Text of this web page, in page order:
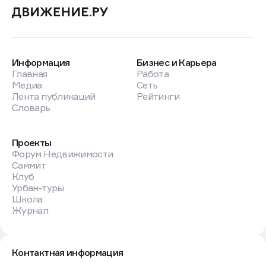
Информация
Главная
Медиа
Лента публикаций
Словарь
Бизнес и Карьера
Работа
Сеть
Рейтинги
Проекты
Форум Недвижимости
Саммит
Клуб
Урбан-туры
Школа
Журнал
Контактная информация